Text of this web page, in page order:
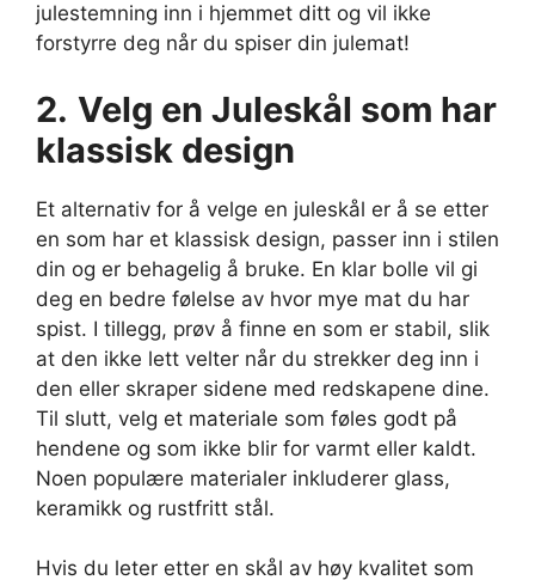
julestemning inn i hjemmet ditt og vil ikke
forstyrre deg når du spiser din julemat!
2. Velg en Juleskål som har
klassisk design
Et alternativ for å velge en juleskål er å se etter
en som har et klassisk design, passer inn i stilen
din og er behagelig å bruke. En klar bolle vil gi
deg en bedre følelse av hvor mye mat du har
spist. I tillegg, prøv å finne en som er stabil, slik
at den ikke lett velter når du strekker deg inn i
den eller skraper sidene med redskapene dine.
Til slutt, velg et materiale som føles godt på
hendene og som ikke blir for varmt eller kaldt.
Noen populære materialer inkluderer glass,
keramikk og rustfritt stål.
Hvis du leter etter en skål av høy kvalitet som